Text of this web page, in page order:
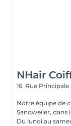
NHair
16, Rue Principale
Notre équipe de
Sandweiler, dans
Du lundi au